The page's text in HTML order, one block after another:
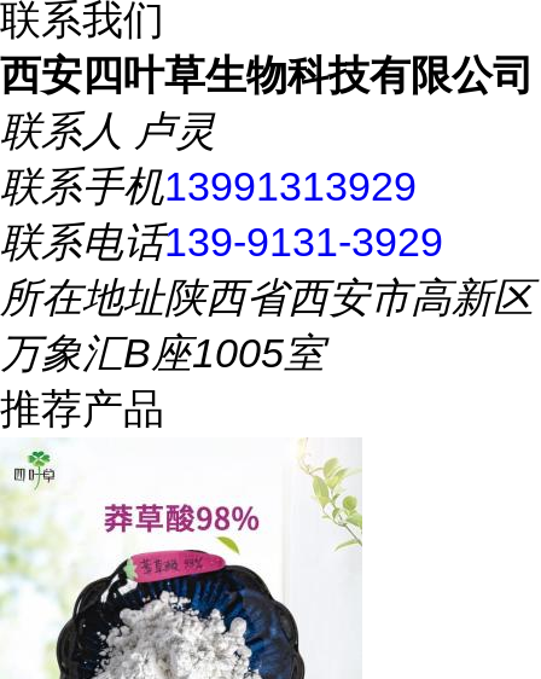
联系我们
西安四叶草生物科技有限公司
联系人 卢灵
联系手机13991313929
联系电话139-9131-3929
所在地址陕西省西安市高新区
万象汇B座1005室
推荐产品